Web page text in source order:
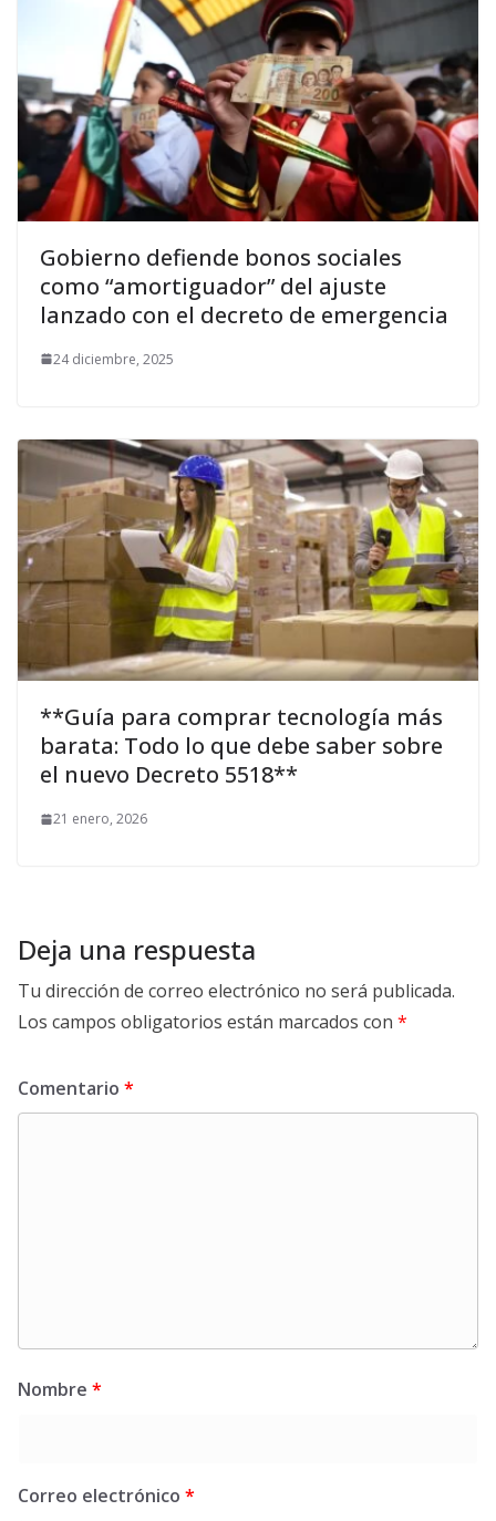
Gobierno defiende bonos sociales
como “amortiguador” del ajuste
lanzado con el decreto de emergencia
24 diciembre, 2025
**Guía para comprar tecnología más
barata: Todo lo que debe saber sobre
el nuevo Decreto 5518**
21 enero, 2026
Deja una respuesta
Tu dirección de correo electrónico no será publicada.
Los campos obligatorios están marcados con *
Comentario *
Nombre *
Correo electrónico *